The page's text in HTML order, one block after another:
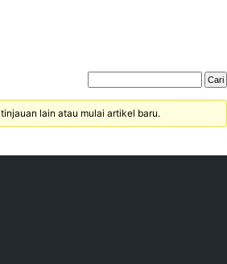
lain atau mulai artikel baru.